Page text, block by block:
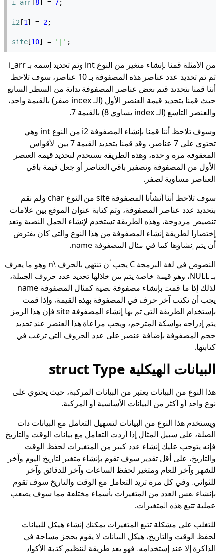
i_arr[8] = 7;
i2 [1 ] = 2;
site[10] = '|' ;
من الأمثلة قمنا بإنشاء متغير من النوع int وتم تحديد إسمه بـ i_arr
ثم تم تحديد عدد عناصر هذه المصفوفة بـ 10 عناصر، سوف تلاحظ
أننا قمنا بتحديد قيم بعض عناصر المصفوفة بداية من السطر السابع
حيث قمنا بتحديد قيمة العنصر الأول (الـ index صفر) بالقيمة واحد،
والعنصر التاسع (الـ index يساوي 8) بالقيمة 7.
وسوف تلاحظ أننا قمنا بإنشاء المصفوفة i2 من النوع int وهي
تحتوي على 7 عناصر، وقد قمنا بتحديد القيمة 7 بين الأقواس
المعقوفة مرة واحدة، وهذه الطريقة تستخدم لتحديد قيمة العنصر
الأول من المصفوفة وتصفير باقي العناصر أو جعل قيمة باقي
العناصر مساوية لصفر.
سوف تلاحظ أننا أنشأنا المصفوفة site من النوع char ولم نقم
بتحديد عدد عناصر المصفوفة، وتم كتابة عنوان الموقع بين علامات
تنصيص مزدوجة، وهذه الطريقة تستخدم لإنشاء الجمل النصية وتعد
إختصارا لطريقة إنشاء المصفوفة من هذا النوع والتي كان يفترض
أن يتم إنشاؤها كما في مثال المصفوفة name.
النصوص في لغة البرمجة C يجب أن تنتهي بالحرف \n وهو ما يعرف
بـ NULL، وهو قيمة خاصة يتم من خلالها تحديد عدد حروف الجملة،
لذلك إذا ما قمت بإنشاء مصفوفة نصية كمثال المصفوفة name
يجب أن تكتب آخر حرف في المصفوفة بهذه القيمة، وإذا قمت
بإستخدام الطريقة التي تم بها إنشاء المصفوفة site فإن هذا الرمز
يتم إدراجه بواسكة المترجم، ويجب مراعاة هذا العنصر عند تحديد
حجم المصفوفة بإضافة عنصر على عدد الحروف التي ترغب في
كتابتها.
البيانات الهيكلية struct Type
هذا النوع من البيانات يعتبر من البيانات المركبة، حيث يحتوي على
نوع واحد أو أكثر من البيانات الأساسية أو المركبة.
ويستخدم هذا النوع من البيانات لتسهيل التعامل مع البيانات ذات
الصلة، على سبيل المثال إذا أردت التعامل مع بيانات الوقت والتاريخ
فإنه يتوجب عليك إنشاء عدد كبير من المتغيرات لحفظ الوقت
والتاريخ، على أقل تقدير سوف تقوم بإنشاء متغير لتاريخ اليوم وآخر
للشهر وآخر للعام ومتغير لحفظ الساعات وآخر للدقائق وآخر
للثواني، وفي كل مرة تريد التعامل مع الوقت والتاريخ سوف تقوم
بإنشاء نفس العدد من المتغيرات بأسماء مختلفة مما سوف يصعب
عملية تتبع هذه المتغيرات.
للتغلب على مشكلة تتبع المتغيرات يمكنك إنشاء هيكل للبيانات
لحفظ الوقت والتاريخ، هيكل البيانات لا يقوم بحجز مساحة في
الذاكرة إلا عند إستخدامه، فهو يعد طريقة لتنظيم كتابة الأكواد